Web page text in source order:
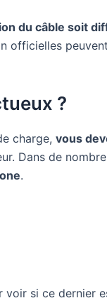
du câble soit
officielles
?
charge, vous
Dans de
.
si ce dernier